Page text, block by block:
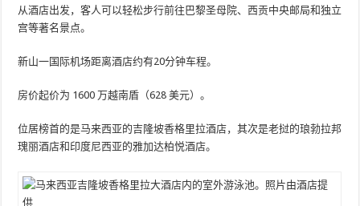
从酒店出发，客人可以轻松步行前往巴黎圣母院、西贡中央邮局和独立
宫等著名景点。
新山一国际机场距离酒店约有20分钟车程。
房价起价为 1600 万越南盾（628 美元）。
位居榜首的是马来西亚的吉隆坡香格里拉酒店，其次是老挝的琅勃拉邦
瑰丽酒店和印度尼西亚的雅加达柏悦酒店。